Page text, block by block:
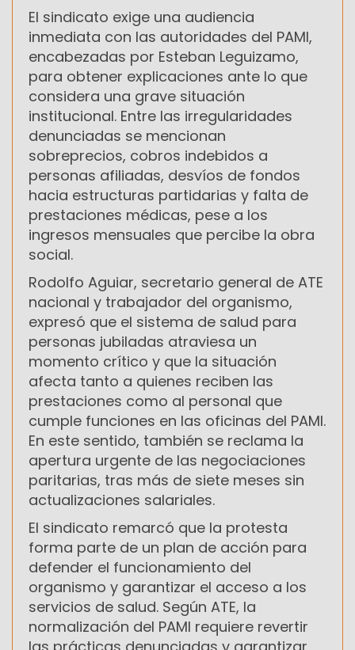
El sindicato exige una audiencia
inmediata con las autoridades del PAMI,
encabezadas por Esteban Leguizamo,
para obtener explicaciones ante lo que
considera una grave situación
institucional. Entre las irregularidades
denunciadas se mencionan
sobreprecios, cobros indebidos a
personas afiliadas, desvíos de fondos
hacia estructuras partidarias y falta de
prestaciones médicas, pese a los
ingresos mensuales que percibe la obra
social.
Rodolfo Aguiar, secretario general de ATE
nacional y trabajador del organismo,
expresó que el sistema de salud para
personas jubiladas atraviesa un
momento crítico y que la situación
afecta tanto a quienes reciben las
prestaciones como al personal que
cumple funciones en las oficinas del PAMI.
En este sentido, también se reclama la
apertura urgente de las negociaciones
paritarias, tras más de siete meses sin
actualizaciones salariales.
El sindicato remarcó que la protesta
forma parte de un plan de acción para
defender el funcionamiento del
organismo y garantizar el acceso a los
servicios de salud. Según ATE, la
normalización del PAMI requiere revertir